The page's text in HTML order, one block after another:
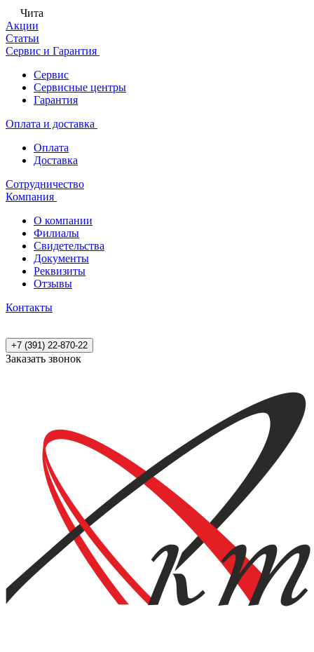
Чита
Акции
Статьи
Сервис и Гарантия
Сервис
Сервисные центры
Гарантия
Оплата и доставка
Оплата
Доставка
Сотрудничество
Компания
О компании
Филиалы
Свидетельства
Документы
Реквизиты
Отзывы
Контакты
+7 (391) 22-870-22
Заказать звонок